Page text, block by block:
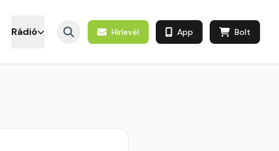
Rádió Hírlevél App Bolt